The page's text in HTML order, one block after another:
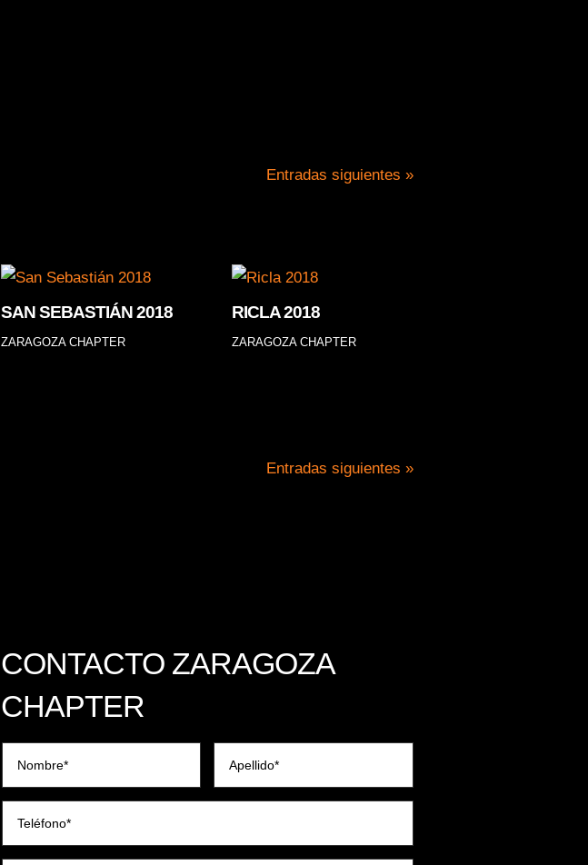
Entradas siguientes »
SAN SEBASTIÁN 2018
ZARAGOZA CHAPTER
RICLA 2018
ZARAGOZA CHAPTER
Entradas siguientes »
CONTACTO ZARAGOZA
CHAPTER